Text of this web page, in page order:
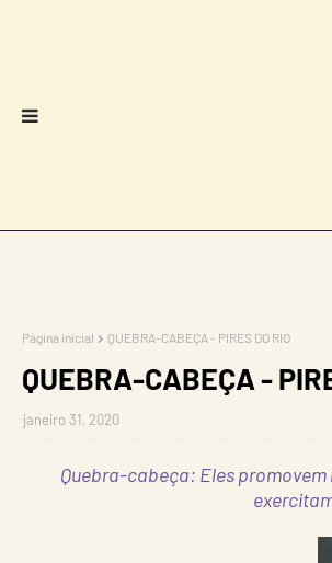
Página inicial QUEBRA-CABEÇA - PIRES DO RIO
QUEBRA-CABEÇA -
janeiro 31, 2020
Quebra-cabeça: Eles